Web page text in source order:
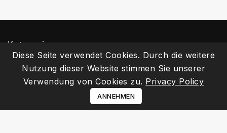
Kategorien
Informationen
Diese Seite verwendet Cookies. Durch die weitere
Nutzung dieser Website stimmen Sie unserer
Verwendung von Cookies zu. Privacy Policy
ANNEHMEN